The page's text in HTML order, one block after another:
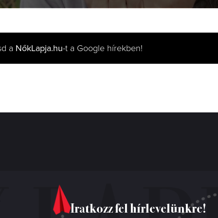
a NőkLapja.hu-t a Google hírekben!
Iratkozz fel hírlevelünkre!